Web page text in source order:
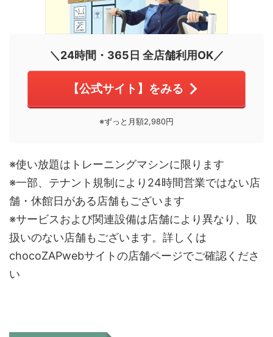
＼24時間・365日 全店舗利用OK／
【公式サイト】をみる
※ずっと月額2,980円
※使い放題はトレーニングマシンに限ります
※一部、テナント規制により24時間営業ではない店
舗・休館日がある店舗もございます
※サービスおよび関連設備は店舗により異なり、取
扱いのない店舗もございます。詳しくは
chocoZAPwebサイトの店舗ページでご確認くださ
い